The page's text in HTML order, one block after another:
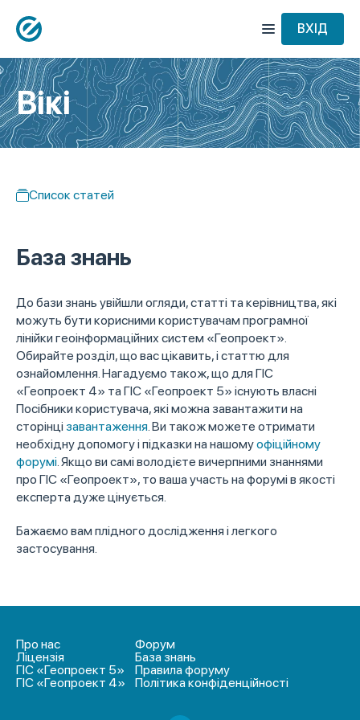
ВХІД
Вікі
Список статей
База знань
До бази знань увійшли огляди, статті та керівництва, які
можуть бути корисними користувачам програмної
лінійки геоінформаційних систем «Геопроект».
Обирайте розділ, що вас цікавить, і статтю для
ознайомлення. Нагадуємо також, що для ГІС
«Геопроект 4» та ГІС «Геопроект 5» існують власні
Посібники користувача, які можна завантажити на
сторінці завантаження. Ви також можете отримати
необхідну допомогу і підказки на нашомуофіційному
форумі. Якщо ви самі володієте вичерпними знаннями
про ГІС «Геопроект», то ваша участь на форумі в якості
експерта дуже цінується.
Бажаємо вам плідного дослідження і легкого
застосування.
Про нас
Ліцензія
ГІС «Геопроект 5»
ГІС «Геопроект 4»
Форум
База знань
Правила форуму
Політика конфіденційності